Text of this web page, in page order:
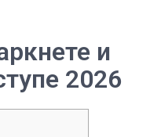
и
2026